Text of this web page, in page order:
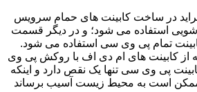
در ساخت کابینت های حمام سرویس
استفاده می شود؛ و در دیگر قسمت
تمام پی وی سی استفاده می شود.
از کابینت های ام دی اف با روکش پی وی
پی وی سی تنها یک نقص دارد و اینکه
ممکن است به محیط زیست آسیب برساند